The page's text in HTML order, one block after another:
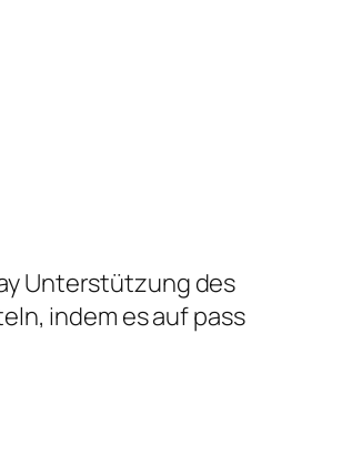
Unterstützung des
indem es auf pass